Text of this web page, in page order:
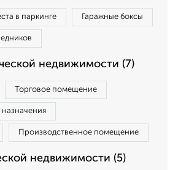
в паркинге Гаражные боксы
недвижимости (7)
Торговое помещение
Производственное помещение
недвижимости (5)